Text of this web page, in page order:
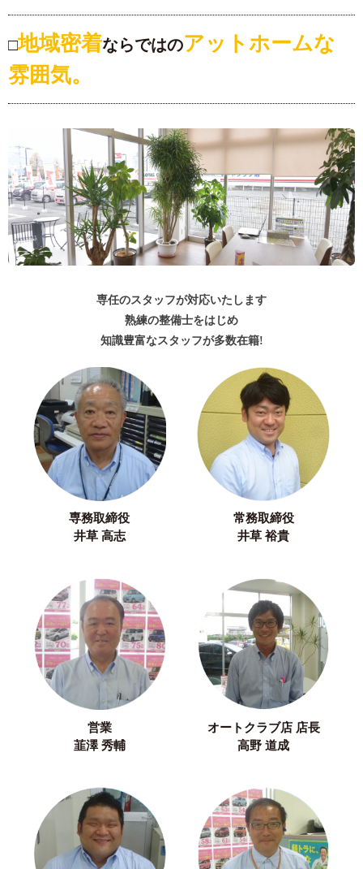
□地域密着ならではのアットホームな
雰囲気。
専任のスタッフが対応いたします
熟練の整備士をはじめ
知識豊富なスタッフが多数在籍!
専務取締役
井草 高志
常務取締役
井草 裕貴
営業
韮澤 秀輔
オートクラブ店 店長
高野 道成